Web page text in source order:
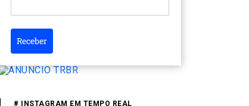
Receber
# INSTAGRAM EM TEMPO REAL